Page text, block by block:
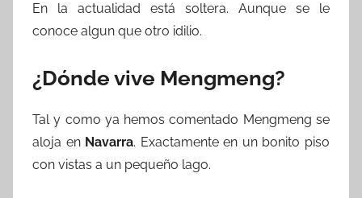
En la actualidad está soltera. Aunque se le
conoce algun que otro idilio.
¿Dónde vive Mengmeng?
Tal y como ya hemos comentado Mengmeng se
aloja en Navarra. Exactamente en un bonito piso
con vistas a un pequeño lago.